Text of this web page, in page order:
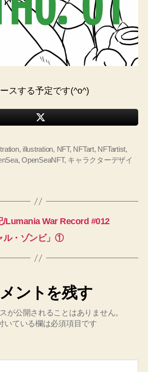
スする予定です(^o^)
, illustration, NFT, NFTart, NFTartist,
,OpenSeaNFT, キャラクターデザイ
/Lumania War Record #012
ル・ゾンビ」①
ントを残す
が公開されることはありません。
いている欄は必須項目です